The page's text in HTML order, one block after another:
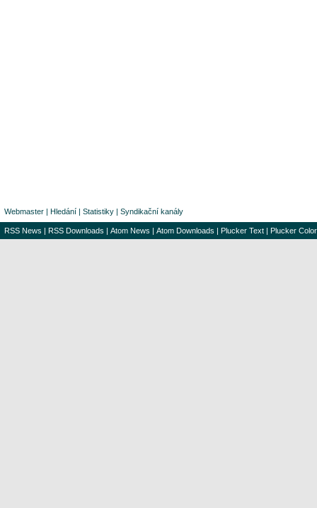
Webmaster | Hledání | Statistiky | Syndikační kanály
RSS News | RSS Downloads | Atom News | Atom Downloads | Plucker Text | Plucker Color